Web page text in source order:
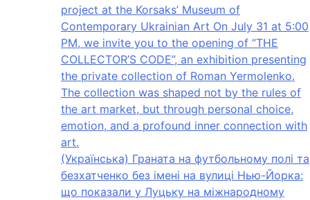
project at the Korsaks’ Museum of
Contemporary Ukrainian Art On July 31 at 5:00
PM, we invite you to the opening of “THE
COLLECTOR’S CODE”, an exhibition presenting
the private collection of Roman Yermolenko.
The collection was shaped not by the rules of
the art market, but through personal choice,
emotion, and a profound inner connection with
art.
(Українська) Граната на футбольному полі та
безхатченко без імені на вулиці Нью-Йорка:
що показали у Луцьку на міжнародному